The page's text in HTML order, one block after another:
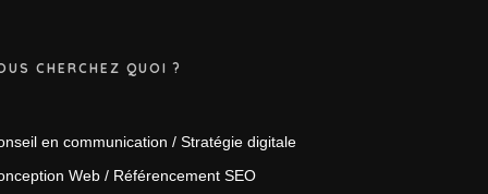
CHERCHEZ QUOI ?
en communication / Stratégie digitale
Web / Référencement SEO